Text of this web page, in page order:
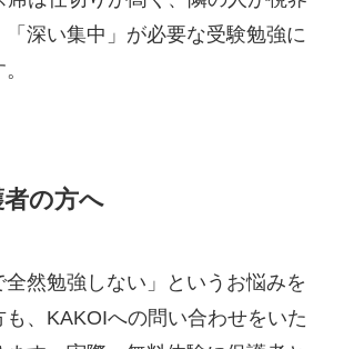
「深い集中」が必要な受験勉強に
の方へ
全然勉強しない」というお悩みを
、KAKOIへの問い合わせをいた